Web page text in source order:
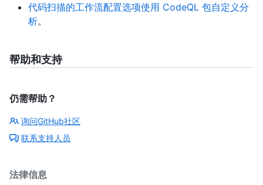
代码扫描的工作流配置选项使用 CodeQL 包自定义分
析。
帮助和支持
仍需帮助？
询问GitHub社区
联系支持人员
法律信息